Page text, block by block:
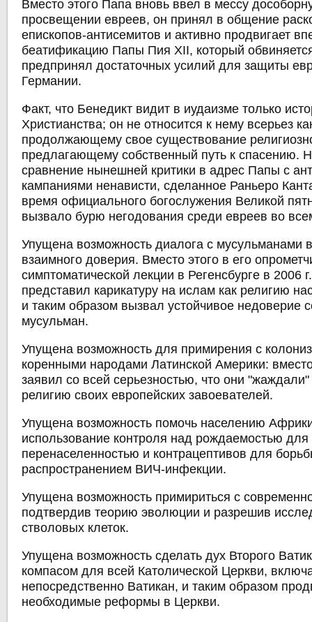
Вместо этого Папа вновь ввел в мессу
просвещении евреев, он принял в общение
епископов-антисемитов и активно продвигает
беатификацию Папы Пия XII, который
предпринял достаточных усилий для защиты
Германии.
Факт, что Бенедикт видит в иудаизме только
Христианства; он не относится к нему всерьез
продолжающему свое существование
предлагающему собственный путь к спасению.
сравнение нынешней критики в адрес Папы с
кампаниями ненависти, сделанное Раньеро
время официального богослужения Великой
вызвало бурю негодования среди евреев во
Упущена возможность диалога с мусульманами
взаимного доверия. Вместо этого в его
симптоматической лекции в Регенсбурге в 2006
представил карикатуру на ислам как религию
и таким образом вызвал устойчивое недоверие
мусульман.
Упущена возможность для примирения с
коренными народами Латинской Америки:
заявил со всей серьезностью, что они
религию своих европейских завоевателей.
Упущена возможность помочь населению
использование контроля над рождаемостью
перенаселенностью и контрацептивов для
распространением ВИЧ-инфекции.
Упущена возможность примириться с
подтвердив теорию эволюции и разрешив
стволовых клеток.
Упущена возможность сделать дух Второго
компасом для всей Католической Церкви,
непосредственно Ватикан, и таким образом
необходимые реформы в Церкви.